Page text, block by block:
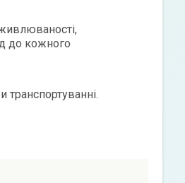
до кожного
транспортуванні.